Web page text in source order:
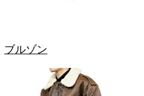
ブルゾン